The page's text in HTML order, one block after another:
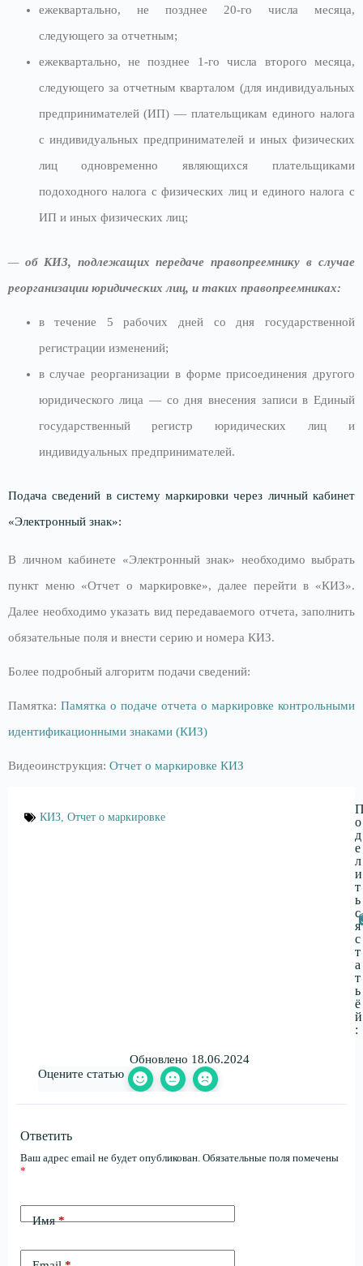
ежеквартально, не позднее 20-го числа месяца,
следующего за отчетным;
ежеквартально, не позднее 1-го числа второго месяца,
следующего за отчетным кварталом (для индивидуальных
предпринимателей (ИП) — плательщикам единого налога
с индивидуальных предпринимателей и иных физических
лиц одновременно являющихся плательщиками
подоходного налога с физических лиц и единого налога с
ИП и иных физических лиц;
— об КИЗ, подлежащих передаче правопреемнику в случае
реорганизации юридических лиц, и таких правопреемниках:
в течение 5 рабочих дней со дня государственной
регистрации изменений;
в случае реорганизации в форме присоединения другого
юридического лица — со дня внесения записи в Единый
государственный регистр юридических лиц и
индивидуальных предпринимателей.
Подача сведений в систему маркировки через личный кабинет
«Электронный знак»:
В личном кабинете «Электронный знак» необходимо выбрать
пункт меню «Отчет о маркировке», далее перейти в «КИЗ».
Далее необходимо указать вид передаваемого отчета, заполнить
обязательные поля и внести серию и номера КИЗ.
Более подробный алгоритм подачи сведений:
Памятка: Памятка о подаче отчета о маркировке контрольными
идентификационными знаками (КИЗ)
Видеоинструкция: Отчет о маркировке КИЗ
КИЗ Отчет о маркировке
о
д
е
л
и
т
ь
с
я
с
т
а
т
ь
ё
й
:
Обновлено 18.06.2024
Оцените статью
Ответить
Ваш адрес email не будет опубликован. Обязательные поля помечены
*
Имя*